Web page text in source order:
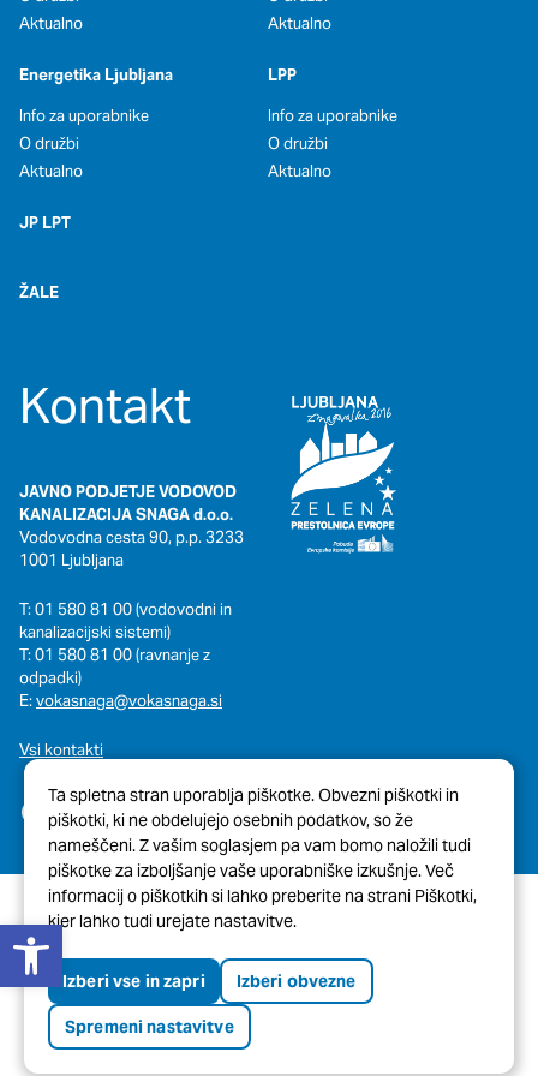
Aktualno
Energetika Ljubljana
Info za uporabnike
O družbi
Aktualno
JP LPT
ŽALE
Aktualno
LPP
Info za uporabnike
O družbi
Aktualno
Kontakt
JAVNO PODJETJE VODOVOD
KANALIZACIJA SNAGA d.o.o.
Vodovodna cesta 90, p.p. 3233
1001 Ljubljana
T: 01 580 81 00 (vodovodni in
kanalizacijski sistemi)
T: 01 580 81 00 (ravnanje z
odpadki)
E:vokasnaga@vokasnaga.si
Vsi kontakti
© 2026 Javni Holding Ljubljana
Piškotki
Tehnična pomoč spletne strani
Izjava o dostopnosti
Oblikovanje in izvedba:
Ta spletna stran uporablja piškotke. Obvezni piškotki in
piškotki, ki ne obdelujejo osebnih podatkov, so že
nameščeni. Z vašim soglasjem pa vam bomo naložili tudi
piškotke za izboljšanje vaše uporabniške izkušnje. Več
informacij o piškotkih si lahko preberite na strani Piškotki,
kjer lahko tudi urejate nastavitve.
Izberi vse in zapri Izberi obvezne
Spremeni nastavitve
oglaševalska podjetja jih lahko uporabljajo za izdelavo profila
vaših interesov, ki ga nato uporabijo za prikazovanje ustreznih
edinstveno prepoznavanje vašega brskalnika in naprave. Če
zavrnete uporabo teh piškotkov, ne boste deležni našega
ciljnega spletnega oglaševanja.
Open toolbar